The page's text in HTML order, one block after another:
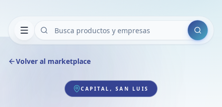
Buscar
Volver al marketplace
CAPITAL, SAN LUIS